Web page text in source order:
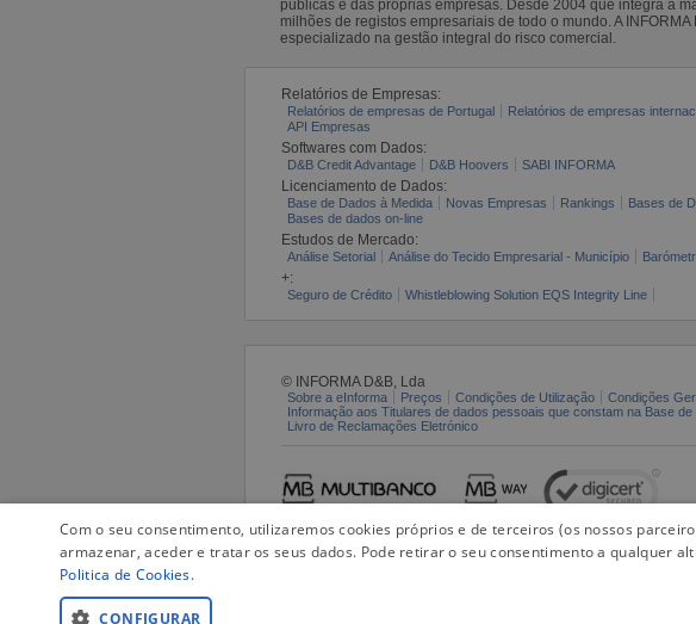
públicas e das próprias empresas. Desde 2004 que integra a
milhões de registos empresariais de todo o mundo. A
especializado na gestão integral do risco comercial.
Relatórios de Empresas:
Relatórios de empresas de Portugal Relatórios de empresas
API Empresas
Softwares com Dados:
D&B Credit Advantage D&B Hoovers SABI INFORMA
Licenciamento de Dados:
Base de Dados à Medida Novas Empresas Rankings Bases de
Bases de dados on-line
Estudos de Mercado:
Análise Setorial Análise do Tecido Empresarial - Município
+:
Seguro de Crédito Whistleblowing Solution EQS Integrity Line
© INFORMA D&B, Lda
Sobre a eInforma Preços Condições de Utilização Condições
Informação aos Titulares de dados pessoais que constam na Base
Livro de Reclamações Eletrónico
Com o seu consentimento, utilizaremos cookies próprios e de terceiros (os nossos
armazenar, aceder e tratar os seus dados. Pode retirar o seu consentimento a qualquer
Politica de Cookies.
CONFIGURAR